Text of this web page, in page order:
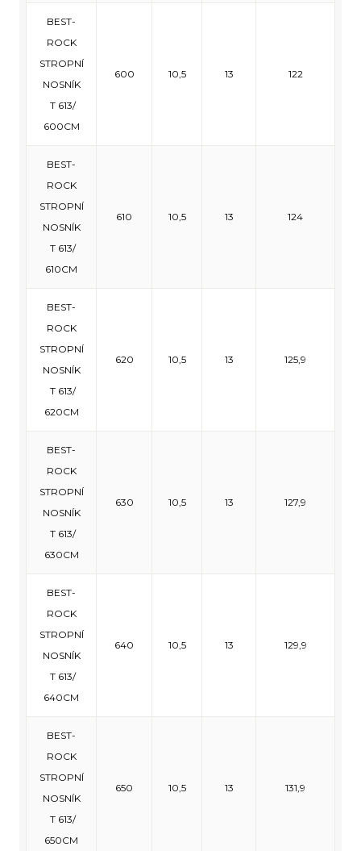
BEST-
ROCK
STROPNÍ
NOSNÍK
T 613/
600CM
600 10,5 13 122
BEST-
ROCK
STROPNÍ
NOSNÍK
T 613/
610CM
610 10,5 13 124
BEST-
ROCK
STROPNÍ
NOSNÍK
T 613/
620CM
620 10,5 13 125,9
BEST-
ROCK
STROPNÍ
NOSNÍK
T 613/
630CM
630 10,5 13 127,9
BEST-
ROCK
STROPNÍ
NOSNÍK
T 613/
640CM
640 10,5 13 129,9
BEST-
ROCK
STROPNÍ
NOSNÍK
T 613/
650CM
650 10,5 13 131,9